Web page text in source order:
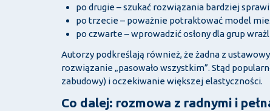
po drugie – szukać rozwiązania bardziej
po trzecie – poważnie potraktować model
po czwarte – wprowadzić osłony dla grup
Autorzy podkreślają również, że żadna z
rozwiązanie „pasowało wszystkim”. Stąd
zabudowy) i oczekiwanie większej elastyczności.
Co dalej: rozmowa z radnymi i